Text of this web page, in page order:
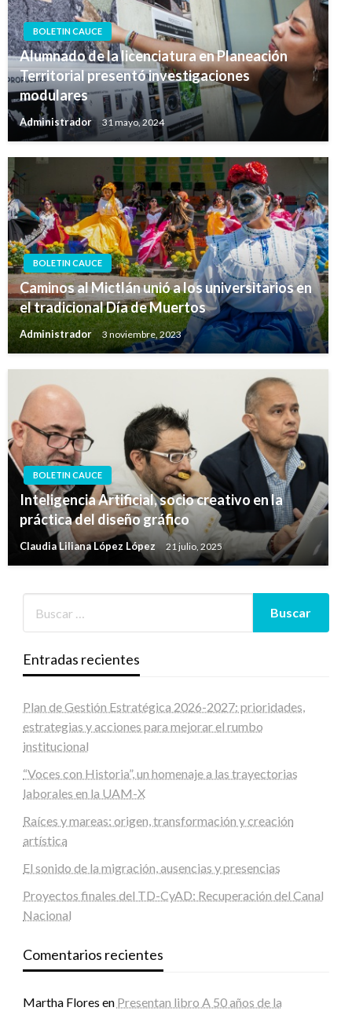
BOLETIN CAUCE
Alumnado de la licenciatura en Planeación
Territorial presentó investigaciones
modulares
Administrador 31 mayo, 2024
BOLETIN CAUCE
Caminos al Mictlán unió a los universitarios en
el tradicional Día de Muertos
Administrador 3 noviembre, 2023
BOLETIN CAUCE
Inteligencia Artificial, socio creativo en la
práctica del diseño gráfico
Claudia Liliana López López 21 julio, 2025
Entradas recientes
Plan de Gestión Estratégica 2026-2027: prioridades,
estrategias y acciones para mejorar el rumbo
institucional
“Voces con Historia”, un homenaje a las trayectorias
laborales en la UAM-X
Raíces y mareas: origen, transformación y creación
artística
El sonido de la migración, ausencias y presencias
Proyectos finales del TD-CyAD: Recuperación del Canal
Nacional
Comentarios recientes
Martha Flores en Presentan libro A 50 años de la